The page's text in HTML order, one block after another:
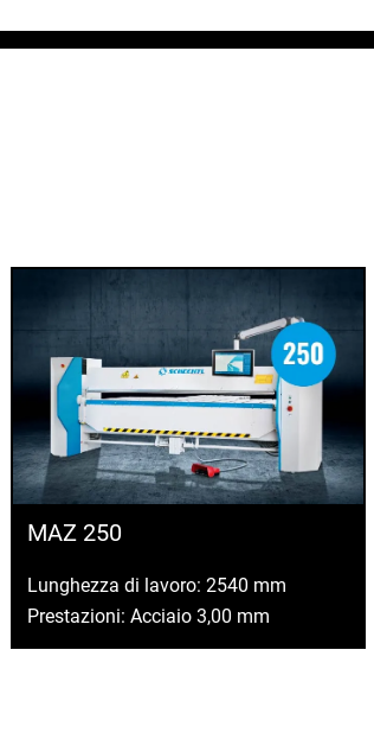
MAZ 250
Lunghezza di lavoro: 2540 mm
Prestazioni: Acciaio 3,00 mm